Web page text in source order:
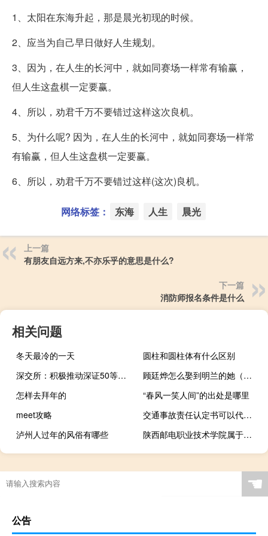
1、太阳在东海升起，那是晨光初现的时候。
2、应当为自己早日做好人生规划。
3、因为，在人生的长河中，就如同赛场一样常有输赢，
但人生这盘棋一定要赢。
4、所以，劝君千万不要错过这样这次良机。
5、为什么呢? 因为，在人生的长河中，就如同赛场一样常
有输赢，但人生这盘棋一定要赢。
6、所以，劝君千万不要错过这样(这次)良机。
网络标签： 东海 人生 晨光
上一篇
有朋友自远方来,不亦乐乎的意思是什么?
下一篇
消防师报名条件是什么
相关问题
冬天最冷的一天
圆柱和圆柱体有什么区别
深交所：积极推动深证50等深市宽基ETF产品开发落地
顾廷烨怎么娶到明兰的她（顾廷烨怎么娶到明兰的）
怎样去拜年的
“春风一笑人间”的出处是哪里
meet攻略
交通事故责任认定书可以代领吗
泸州人过年的风俗有哪些
陕西邮电职业技术学院属于双高计划院校吗
☚
公告